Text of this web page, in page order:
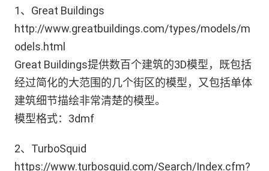
1、Great Buildings
http://www.greatbuildings.com/types/models/m
odels.html
Great Buildings提供数百个建筑的3D模型，既包括
经过简化的大范围的几个街区的模型，又包括单体
建筑细节描绘非常清楚的模型。
模型格式：3dmf
2、TurboSquid
https://www.turbosquid.com/Search/Index.cfm?